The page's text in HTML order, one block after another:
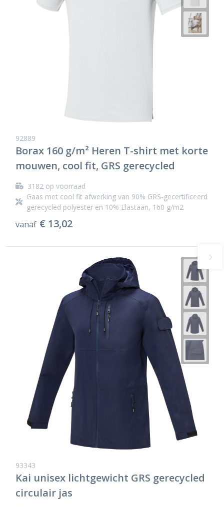
92889
Borax 160 g/m² Heren T-shirt met korte
mouwen, cool fit, GRS gerecycled
3182op voorraad
Gaas met cool fit afwerking van 90% GRS-gecertificeerd
gerecycled polyester en 10% Elastaan, 160 g/m2
vanaf € 13,02
93343
Kai unisex lichtgewicht GRS gerecycled
circulair jas